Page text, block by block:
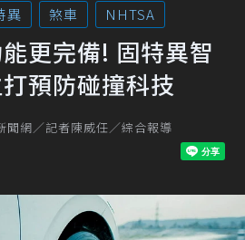
異 煞車 NHTSA
更完備! 固特異智
預防碰撞科技
聞網／記者陳威任／綜合報導